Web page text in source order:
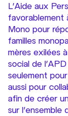
L’Aide aux
favorablement
Mono pour
familles
mères exilées
social de
seulement
aussi pour
afin de créer
sur l’ensemble